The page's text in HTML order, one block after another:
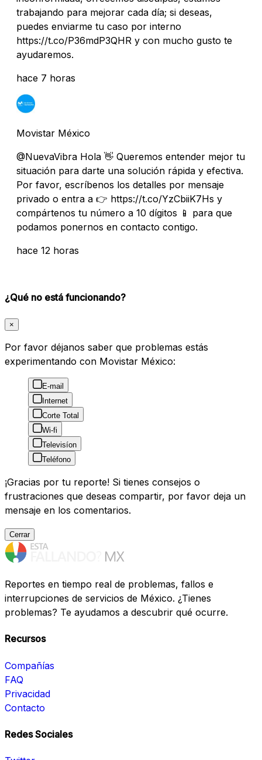
trabajando para mejorar cada día; si deseas,
puedes enviarme tu caso por interno
https://t.co/P36mdP3QHR y con mucho gusto te
ayudaremos.
hace 7 horas
Movistar México
@NuevaVibra Hola 👋 Queremos entender mejor tu
situación para darte una solución rápida y efectiva.
Por favor, escríbenos los detalles por mensaje
privado o entra a 👉 https://t.co/YzCbiiK7Hs y
compártenos tu número a 10 dígitos 📱 para que
podamos ponernos en contacto contigo.
hace 12 horas
¿Qué no está funcionando?
×
Por favor déjanos saber que problemas estás
experimentando con Movistar México:
E-mail
Internet
Corte Total
Wi-fi
Televisíon
Teléfono
¡Gracias por tu reporte! Si tienes consejos o
frustraciones que deseas compartir, por favor deja un
mensaje en los comentarios.
Cerrar
Reportes en tiempo real de problemas, fallos e
interrupciones de servicios de México. ¿Tienes
problemas? Te ayudamos a descubrir qué ocurre.
Recursos
Compañías
FAQ
Privacidad
Contacto
Redes Sociales